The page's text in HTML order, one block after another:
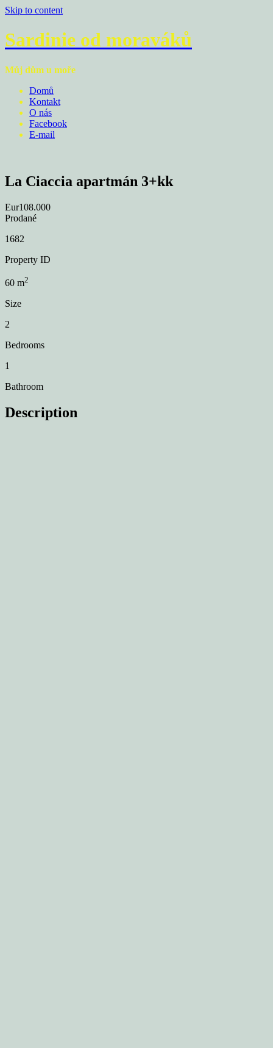
Skip to content
Sardinie od moraváků
Můj dům u moře
Domů
Kontakt
O nás
Facebook
E-mail
La Ciaccia apartmán 3+kk
Eur108.000
Prodané
1682
Property ID
60 m2
Size
2
Bedrooms
1
Bathroom
Description